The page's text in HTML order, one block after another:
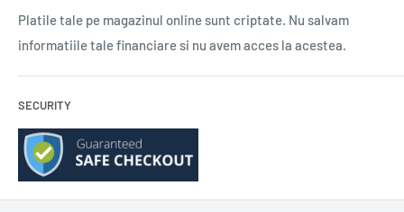
Platile tale pe magazinul online sunt criptate. Nu salvam
informatiile tale financiare si nu avem acces la acestea.
SECURITY